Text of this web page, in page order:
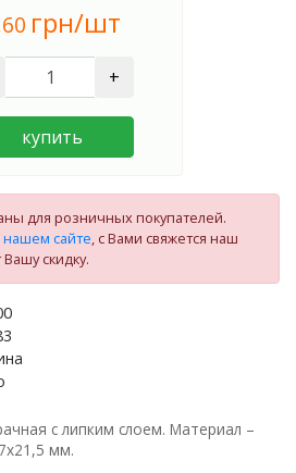
грн/шт
+
купить
для розничных покупателей.
нашем сайте, с Вами свяжется наш
скидку.
с липким слоем. Материал –
мм.